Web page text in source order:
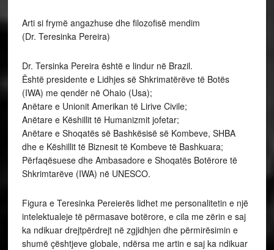
Arti si frymë angazhuse dhe filozofisë mendim
(Dr. Teresinka Pereira)
Dr. Tersinka Pereira është e lindur në Brazil.
Është presidente e Lidhjes së Shkrimatërëve të Botës
(IWA) me qendër në Ohaio (Usa);
Anëtare e Unionit Amerikan të Lirive Civile;
Anëtare e Këshillit të Humanizmit jofetar;
Anëtare e Shoqatës së Bashkësisë së Kombeve, SHBA
dhe e Këshillit të Biznesit të Kombeve të Bashkuara;
Përfaqësuese dhe Ambasadore e Shoqatës Botërore të
Shkrimtarëve (IWA) në UNESCO.
Figura e Teresinka Pereierës lidhet me personalitetin e një
intelektualeje të përmasave botërore, e cila me zërin e saj
ka ndikuar drejtpërdrejt në zgjidhjen dhe përmirësimin e
shumë çështjeve globale, ndërsa me artin e saj ka ndikuar